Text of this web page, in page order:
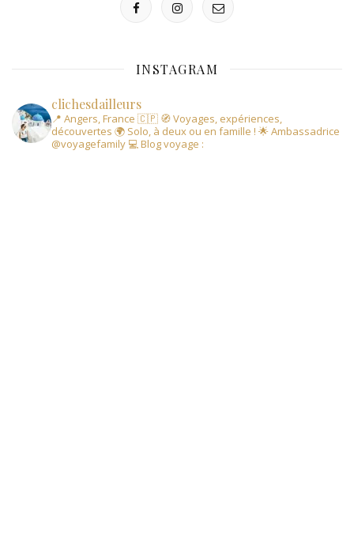
INSTAGRAM
clichesdailleurs
📍 Angers, France 🇨🇵 🧭 Voyages, expériences,
découvertes 🌍 Solo, à deux ou en famille ! 🌟 Ambassadrice
@voyagefamily 💻 Blog voyage :